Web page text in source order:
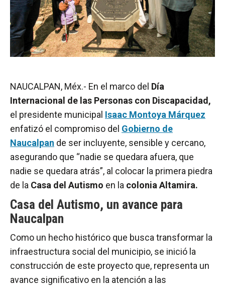
NAUCALPAN, Méx.- En el marco del Día
Internacional de las Personas con Discapacidad,
el presidente municipal Isaac Montoya Márquez
enfatizó el compromiso del Gobierno de
Naucalpan de ser incluyente, sensible y cercano,
asegurando que “nadie se quedara afuera, que
nadie se quedara atrás”, al colocar la primera piedra
de la Casa del Autismo en la colonia Altamira.
Casa del Autismo, un avance para
Naucalpan
Como un hecho histórico que busca transformar la
infraestructura social del municipio, se inició la
construcción de este proyecto que, representa un
avance significativo en la atención a las